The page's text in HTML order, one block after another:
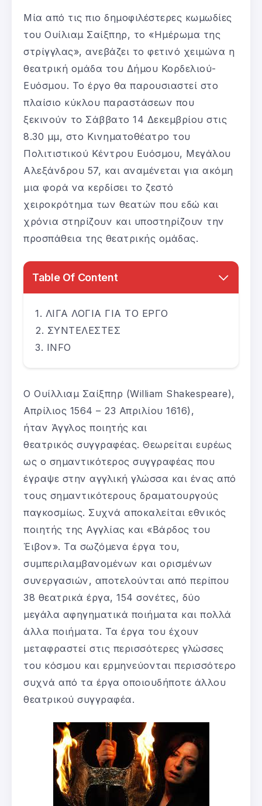
Μία από τις πιο δημοφιλέστερες κωμωδίες
του Ουίλιαμ Σαίξπηρ, το «Ημέρωμα της
στρίγγλας», ανεβάζει το φετινό χειμώνα η
θεατρική ομάδα του Δήμου Κορδελιού-
Ευόσμου. Το έργο θα παρουσιαστεί στο
πλαίσιο κύκλου παραστάσεων που
ξεκινούν το Σάββατο 14 Δεκεμβρίου στις
8.30 μμ, στο Κινηματοθέατρο του
Πολιτιστικού Κέντρου Ευόσμου, Μεγάλου
Αλεξάνδρου 57, και αναμένεται για ακόμη
μια φορά να κερδίσει το ζεστό
χειροκρότημα των θεατών που εδώ και
χρόνια στηρίζουν και υποστηρίζουν την
προσπάθεια της θεατρικής ομάδας.
Table Of Content
ΛΙΓΑ ΛΟΓΙΑ ΓΙΑ ΤΟ ΕΡΓΟ
ΣΥΝΤΕΛΕΣΤΕΣ
INFO
Ο Ουίλλιαμ Σαίξπηρ (William Shakespeare),
Απρίλιος 1564 – 23 Απριλίου 1616),
ήταν Άγγλος ποιητής και
θεατρικός συγγραφέας. Θεωρείται ευρέως
ως ο σημαντικότερος συγγραφέας που
έγραψε στην αγγλική γλώσσα και ένας από
τους σημαντικότερους δραματουργούς
παγκοσμίως. Συχνά αποκαλείται εθνικός
ποιητής της Αγγλίας και «Βάρδος του
Έιβον». Τα σωζόμενα έργα του,
συμπεριλαμβανομένων και ορισμένων
συνεργασιών, αποτελούνται από περίπου
38 θεατρικά έργα, 154 σονέτες, δύο
μεγάλα αφηγηματικά ποιήματα και πολλά
άλλα ποιήματα. Τα έργα του έχουν
μεταφραστεί στις περισσότερες γλώσσες
του κόσμου και ερμηνεύονται περισσότερο
συχνά από τα έργα οποιουδήποτε άλλου
θεατρικού συγγραφέα.